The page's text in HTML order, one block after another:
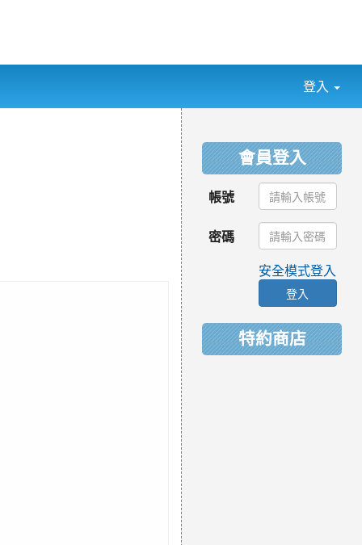
登入
會員登入
帳號
密碼
安全模式登入
登入
特約商店